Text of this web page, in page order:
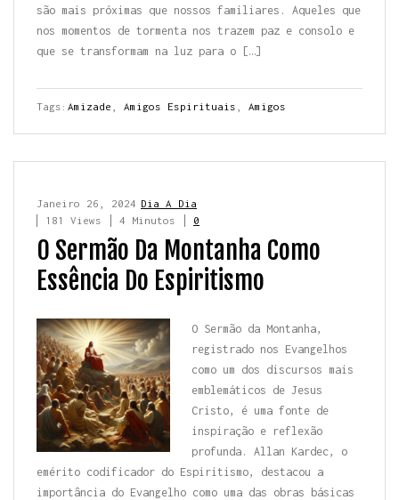
são mais próximas que nossos familiares. Aqueles que
nos momentos de tormenta nos trazem paz e consolo e
que se transformam na luz para o […]
Tags: Amizade Amigos Espirituais Amigos
Dia A Dia
Janeiro 26, 2024
181 Views
4 Minutos 0
O Sermão Da Montanha Como
Essência Do Espiritismo
O Sermão da Montanha,
registrado nos Evangelhos
como um dos discursos mais
emblemáticos de Jesus
Cristo, é uma fonte de
inspiração e reflexão
profunda. Allan Kardec, o
emérito codificador do Espiritismo, destacou a
importância do Evangelho como uma das obras básicas